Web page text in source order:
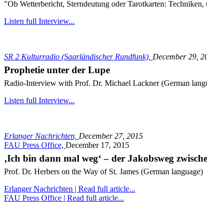
"Ob Wetterbericht, Sterndeutung oder Tarotkarten:
Listen full Interview...
SR 2 Kulturradio (Saarländischer Rundfunk), December 29,
Prophetie unter der Lupe
Radio-Interview with Prof. Dr. Michael Lackner (German
Listen full Interview...
Erlanger Nachrichten, December 27, 2015
FAU Press Office, December 17, 2015
‚Ich bin dann mal weg‘ – der Jakobsweg
Prof. Dr. Herbers on the Way of St. James (German language)
Erlanger Nachrichten | Read full article...
FAU Press Office | Read full article...